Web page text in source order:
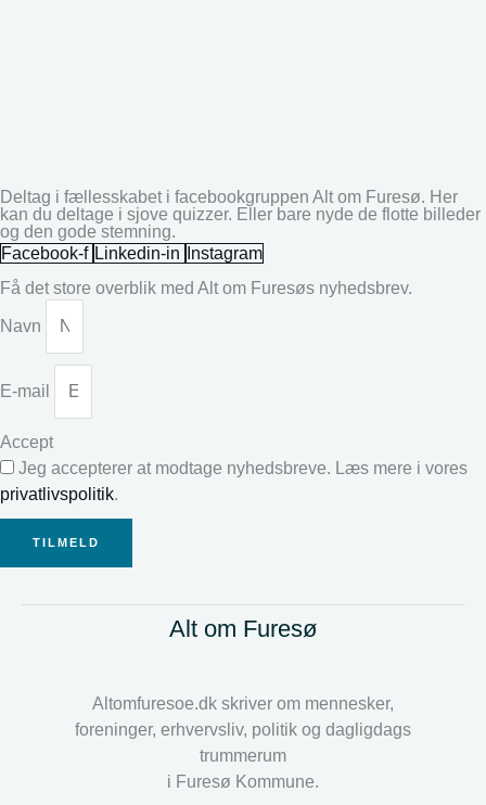
Deltag i fællesskabet i facebookgruppen Alt om Furesø. Her
kan du deltage i sjove quizzer. Eller bare nyde de flotte billeder
og den gode stemning.
Facebook-f Linkedin-in
Instagram
Få det store overblik med Alt om Furesøs nyhedsbrev.
Navn
E-mail
Accept
Jeg accepterer at modtage nyhedsbreve. Læs mere i vores
privatlivspolitik.
TILMELD
Alt om Furesø
Altomfuresoe.dk skriver om mennesker,
foreninger, erhvervsliv, politik og dagligdags
trummerum
i Furesø Kommune.